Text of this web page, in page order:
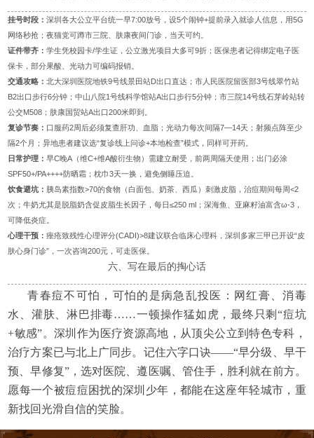
挂号时段：深圳各大公立平台统一早7:00放号，设5个闹钟+提前录入就诊人信息，用5G
网络秒抢；夜猫党可蹲市三院、肤康夜间门诊，当天可约。
证件带齐：学生凭校园卡/学生证，公立激光项目大多可9折；医保患者记得绑定电子医
保卡，部分果酸、光动力可编码报销。
交通攻略：北大深圳医院地铁9号线景田站D出口直达；市人民医院留医部3号线翠竹站
B2出口步行6分钟；中山八院1号线科学馆站A出口步行5分钟；市三院14号线石芽岭站转
公交M508；肤康国贸站A出口200米即到。
复诊节奏： 口服药2周后必须复查肝功、血脂；光动力每次间隔7—14天；射频点阵至少
隔2个月；异地患者建议选“复诊线上问诊+本地检查”模式，同样可开药。
日常护理：早C晚A（维C+维A酸衍生物）需建立耐受，前两周隔天使用；出门必涂
SPF50+/PA++++防晒霜；枕巾3天一换，避免侧睡压迫。
饮食避坑： 胰岛素指数>70的食物（白面包、奶茶、西瓜）刺激皮脂，治痘期间每周<2
次；牛奶尤其是脱脂奶含促皮脂生长因子，每日≤250 ml；深海鱼、亚麻籽油富含ω-3，
可降低炎症。
心理干预：痤疮致残性心理评分(CADI)>8建议联合临床心理科，深圳多家三甲已开设“皮
肤心身门诊”，一次咨询200元，可走医保。
六、写在最后的掏心话
青春痘不可怕，可怕的是病急乱投医：网红膏、消毒
水、灌肤、淋巴排毒……一顿操作猛如虎，最终只剩“痘坑
+敏感”。深圳作为医疗资源高地，从顶尖公立到特色专科，
治疗方案已与北上广同步。记住六字口诀——“早分级、早干
预、早修复”，选对医院、遵医嘱、管住手，胜利就在前方。
愿每一个被痘痘困扰的深圳少年，都能在这座年轻城市，重
新找回光滑自信的笑脸。